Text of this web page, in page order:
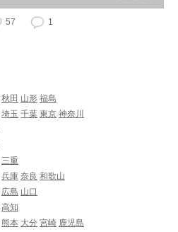
57 1
秋田 山形 福島
埼玉 千葉 東京 神奈川
三重
兵庫 奈良 和歌山
広島 山口
高知
熊本 大分 宮崎 鹿児島